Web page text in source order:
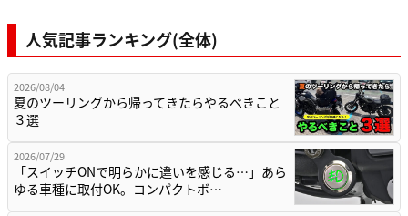
人気記事ランキング(全体)
2026/08/04
夏のツーリングから帰ってきたらやるべきこと
３選
2026/07/29
「スイッチONで明らかに違いを感じる…」あら
ゆる車種に取付OK。コンパクトボ…